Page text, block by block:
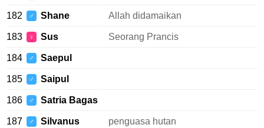
182 ♂ Shane Allah didamaikan
183 ♀ Sus Seorang Prancis
184 ♂ Saepul
185 ♂ Saipul
186 ♂ Satria Bagas
187 ♂ Silvanus penguasa hutan